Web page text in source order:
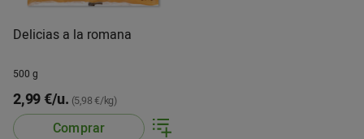
Delicias a la romana
500 g
2,99 €/u. (5,98 €/kg)
Comprar